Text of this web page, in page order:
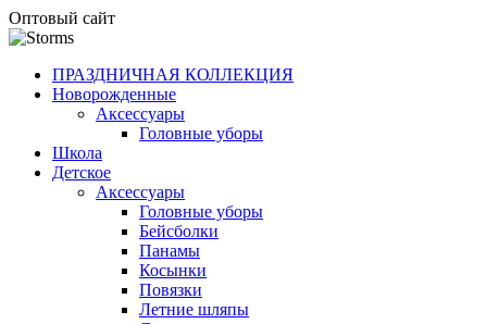
Оптовый сайт
ПРАЗДНИЧНАЯ КОЛЛЕКЦИЯ
Новорожденные
Аксессуары
Головные уборы
Школа
Детское
Аксессуары
Головные уборы
Бейсболки
Панамы
Косынки
Повязки
Летние шляпы